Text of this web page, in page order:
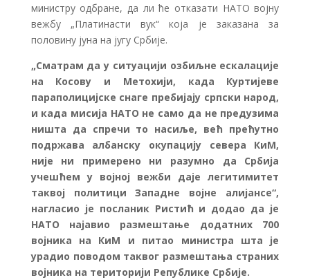
министру одбране, да ли ће отказати НАТО војну
вежбу „Платинасти вук“ која је заказана за
половину јуна на југу Србије.
„Сматрам да у ситуацији озбиљне ескалације
на Косову и Метохији, када Куртијеве
параполицијске снаге пребијају српски народ,
и када мисија НАТО не само да не предузима
ништа да спречи то насиље, већ прећутно
подржава албанску окупацију севера КиМ,
није ни примерено ни разумно да Србија
учешћем у војној вежби даје легитимитет
таквој политици Западне војне алијансе“,
нагласио је посланик Ристић и додао да је
НАТО најавио размештање додатних 700
војника на КиМ и питао министра шта је
урадио поводом таквог размештања страних
војника на територији Републике Србије.